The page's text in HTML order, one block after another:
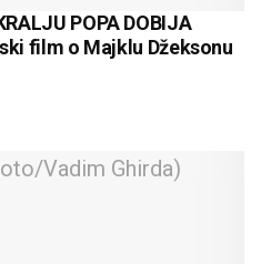
POPA DOBIJA
film o Majklu Džeksonu